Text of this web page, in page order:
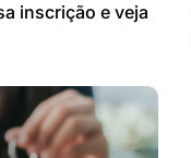
inscrição e veja